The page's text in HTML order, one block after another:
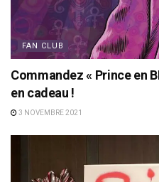
FAN CLUB
Commandez « Prince en
en cadeau !
3 NOVEMBRE 2021